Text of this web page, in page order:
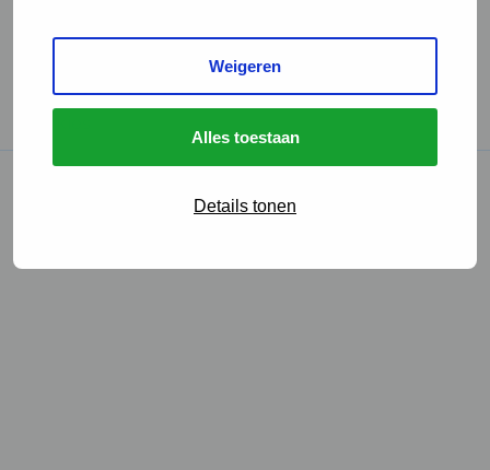
Weigeren
Alles toestaan
Details tonen
GGD Reisvaccinaties